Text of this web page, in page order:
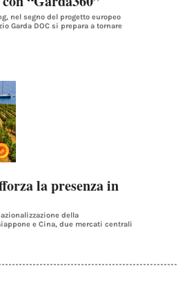
nel segno del progetto europeo
Garda DOC si prepara a tornare
la presenza in
della
e Cina, due mercati centrali